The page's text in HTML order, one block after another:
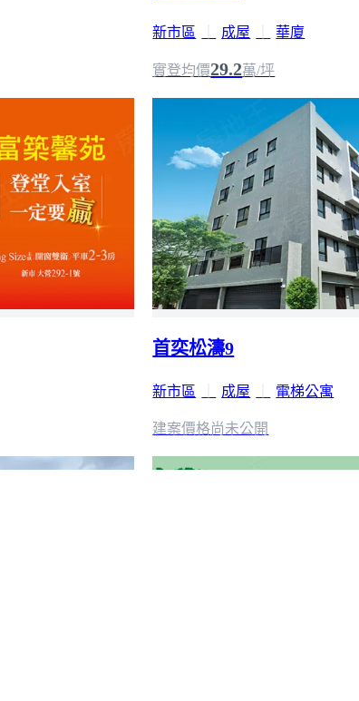
新市區 成屋 華廈
實登均價29.2萬/坪
首奕松濤9
新市區 成屋 電梯公寓
建案價格尚未公開